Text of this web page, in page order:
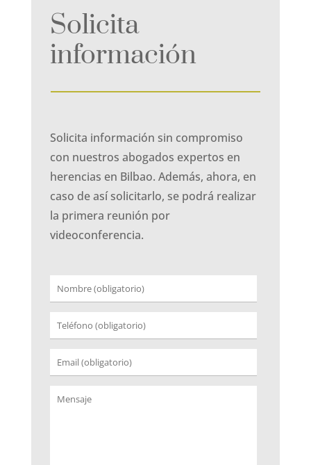
Solicita
información
Solicita información sin compromiso
con nuestros abogados expertos en
herencias en Bilbao. Además, ahora, en
caso de así solicitarlo, se podrá realizar
la primera reunión por
videoconferencia.